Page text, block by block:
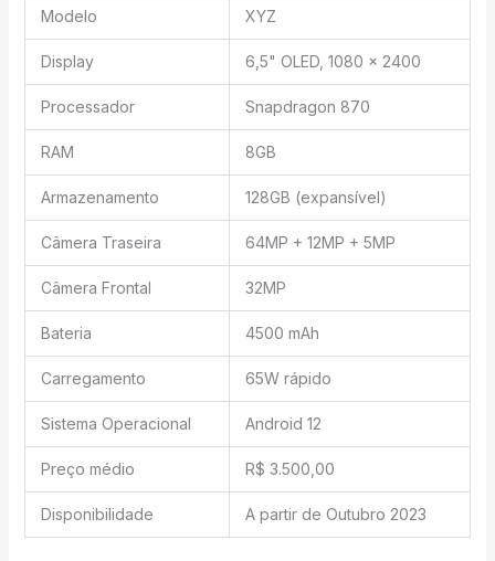
Modelo XYZ
Display 6,5" OLED, 1080 x 2400
Processador Snapdragon 870
RAM 8GB
Armazenamento 128GB (expansível)
Câmera Traseira 64MP + 12MP + 5MP
Câmera Frontal 32MP
Bateria 4500 mAh
Carregamento 65W rápido
Sistema Operacional Android 12
Preço médio R$ 3.500,00
Disponibilidade A partir de Outubro 2023